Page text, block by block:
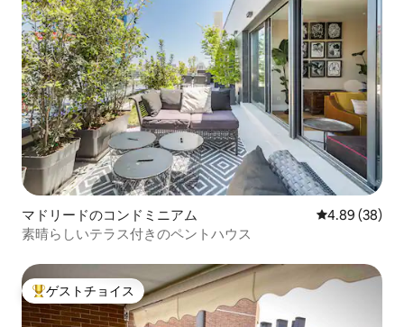
マドリードのコンドミニアム レビュー38
4.89 (38)
素晴らしいテラス付きのペントハウス
大好評のゲストチョイスです。
ゲストチョイス